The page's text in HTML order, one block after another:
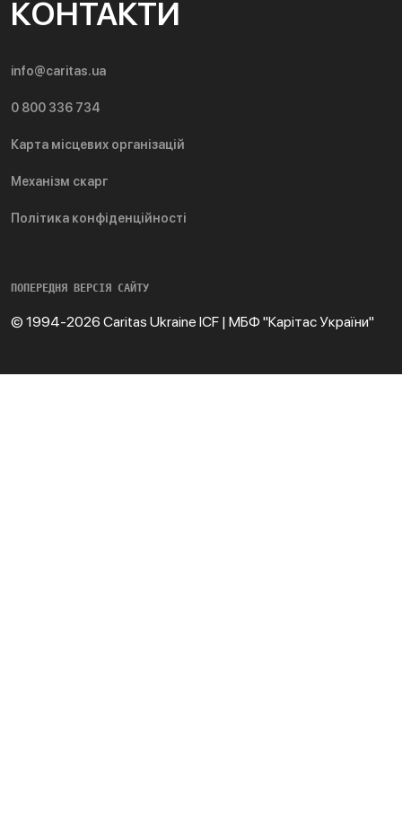
КОНТАКТИ
info@caritas.ua
0 800 336 734
Карта місцевих організацій
Механізм скарг
Політика конфіденційності
ПОПЕРЕДНЯ ВЕРСІЯ САЙТУ
© 1994-2026 Caritas Ukraine ICF | МБФ "Карітас України"